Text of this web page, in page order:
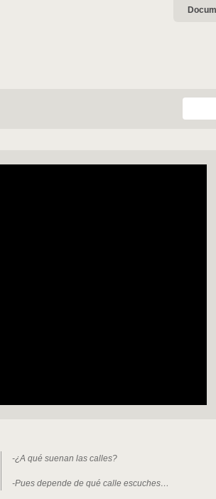
-¿A qué suenan las calles?
-Pues depende de qué calle escuches…